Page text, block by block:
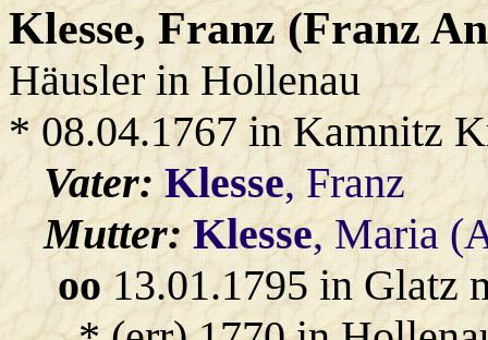
Klesse, Franz (Franz
Häusler in Hollenau
* 08.04.1767 in Kamnitz
Vater:Klesse, Franz
Mutter:Klesse, Maria
oo13.01.1795 in Glatz